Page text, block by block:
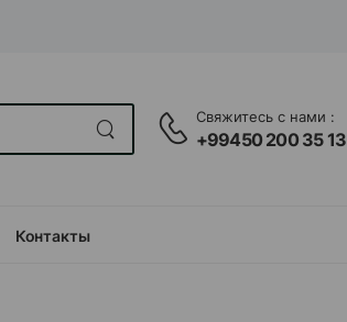
Свяжитесь с нами :
+99450 200 35 13
Контакты